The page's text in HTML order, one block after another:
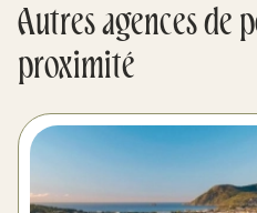
Autres agences de
proximité